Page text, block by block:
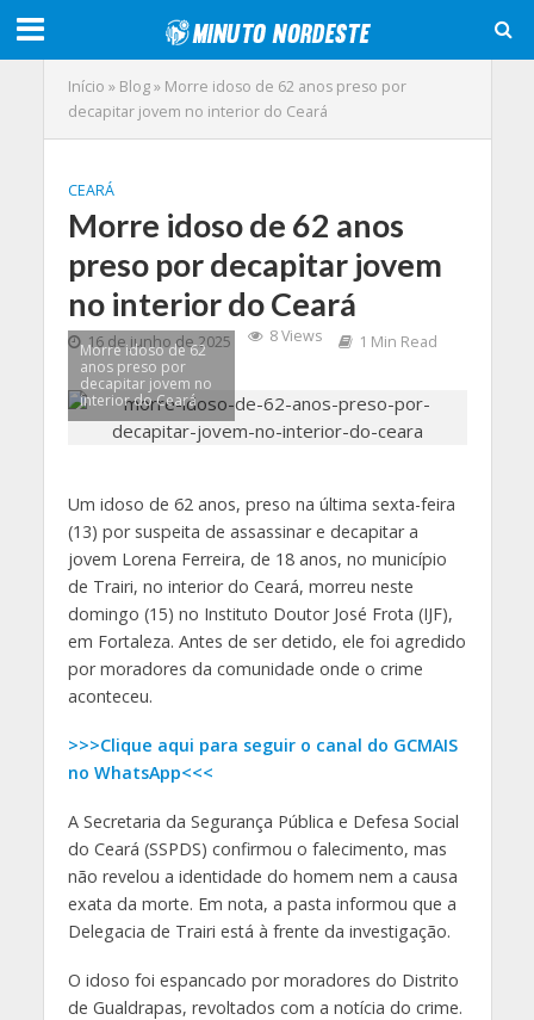
Início » Blog» Morre idoso de 62 anos preso por
decapitar jovem no interior do Ceará
CEARÁ
Morre idoso de 62 anos
preso por decapitar jovem
no interior do Ceará
16 de junho de 2025 8 Views 1 Min Read
Morre idoso de 62
anos preso por
decapitar jovem no
interior do Ceará
Um idoso de 62 anos, preso na última sexta-feira
(13) por suspeita de assassinar e decapitar a
jovem Lorena Ferreira, de 18 anos, no município
de Trairi, no interior do Ceará, morreu neste
domingo (15) no Instituto Doutor José Frota (IJF),
em Fortaleza. Antes de ser detido, ele foi agredido
por moradores da comunidade onde o crime
aconteceu.
>>>Clique aqui para seguir o canal do GCMAIS
no WhatsApp<<<
A Secretaria da Segurança Pública e Defesa Social
do Ceará (SSPDS) confirmou o falecimento, mas
não revelou a identidade do homem nem a causa
exata da morte. Em nota, a pasta informou que a
Delegacia de Trairi está à frente da investigação.
O idoso foi espancado por moradores do Distrito
de Gualdrapas, revoltados com a notícia do crime.